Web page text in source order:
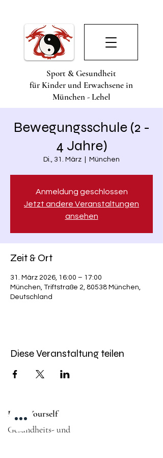
Sport & Gesundheit
für Kinder und Erwachsene in
München - Lehel
Bewegungsschule (2 -
4 Jahre)
Di., 31. März München
Anmeldung geschlossen
Jetzt andere Veranstaltungen
ansehen
Zeit & Ort
31. März 2026, 16:00 – 17:00
München, Triftstraße 2, 80538 München,
Deutschland
Diese Veranstaltung teilen
Fight Yourself
Gesundheits- und